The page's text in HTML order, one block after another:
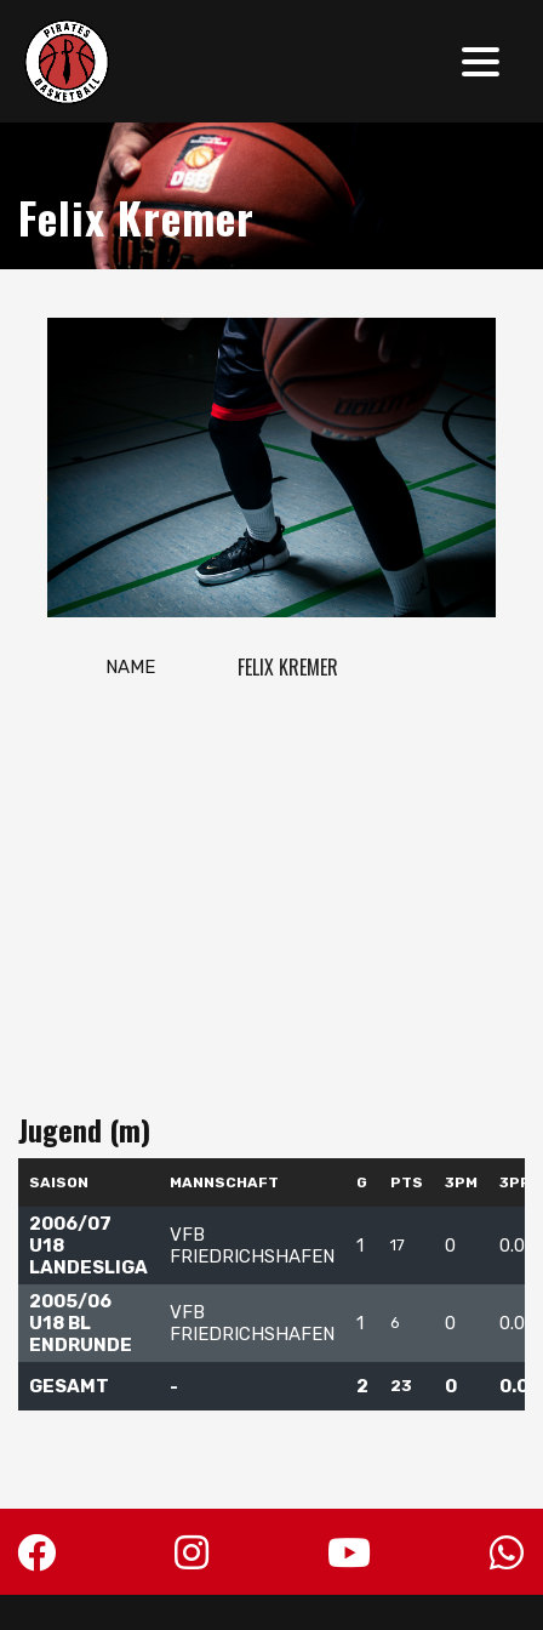
Felix Kremer
NAME FELIX KREMER
Jugend (m)
SAISON MANNSCHAFT G PTS 3PM 3PPG
2006/07
U18
LANDESLIGA
VFB
FRIEDRICHSHAFEN
1 17 0 0.0
2005/06
U18 BL
ENDRUNDE
VFB
FRIEDRICHSHAFEN
1 6 0 0.0
GESAMT - 2 23 0 0.0